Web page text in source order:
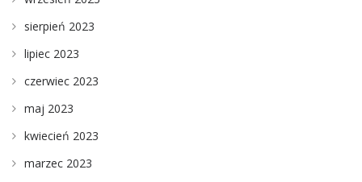
sierpień 2023
lipiec 2023
czerwiec 2023
maj 2023
kwiecień 2023
marzec 2023